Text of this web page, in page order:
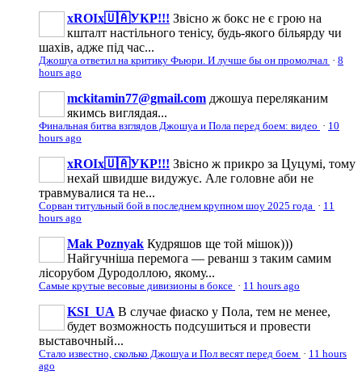
xROIx🇺🇦УКР!!! Звісно ж бокс не є грою на
кшталт настільного тенісу, будь-якого більярду чи
шахів, адже під час...
Джошуа ответил на критику Фьюри. И лучше бы он промолчал · 8
hours ago
mckitamin77@gmail.com джошуа переляканим
якимсь виглядая...
Финальная битва взглядов Джошуа и Пола перед боем: видео · 10
hours ago
xROIx🇺🇦УКР!!! Звісно ж прикро за Цуцумі, тому
нехай швидше видужує. Але головне аби не
травмувалися та не...
Сорван титульный бой в последнем крупном шоу 2025 года · 11
hours ago
Mak Poznyak Кудряшов ще той мішок)))
Найгучніша перемога — реванш з таким самим
лісорубом Дуродоллою, якому...
Самые крутые весовые дивизионы в боксе · 11 hours ago
KSI_UA В случае фиаско у Пола, тем не менее,
будет возможность подсушиться и провести
выставочный...
Стало известно, сколько Джошуа и Пол весят перед боем · 11 hours
ago